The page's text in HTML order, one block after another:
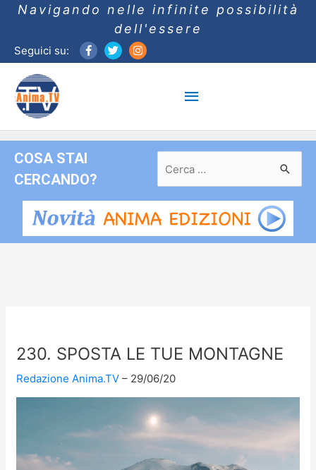
Navigando nelle infinite possibilità
dell'essere
Seguici su:
Menu
principale
COSA STAI
CERCANDO?
per:
230. SPOSTA LE TUE MONTAGNE
Redazione Anima.TV 29/06/20